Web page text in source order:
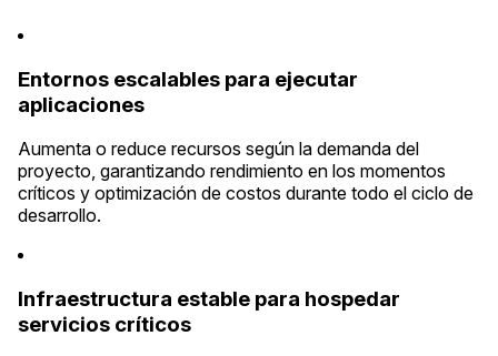
Entornos escalables para ejecutar
aplicaciones
Aumenta o reduce recursos según la demanda del
proyecto, garantizando rendimiento en los momentos
críticos y optimización de costos durante todo el ciclo de
desarrollo.
Infraestructura estable para hospedar
servicios críticos